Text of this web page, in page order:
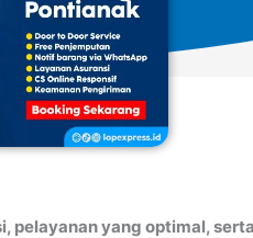
pelayanan yang optimal,